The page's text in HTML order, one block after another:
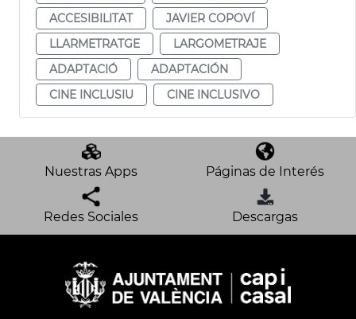
ACCESIBILITAT
JAVIER COPOVÍ
LLARMETRATGE
LARGOMETRAJE
ADAPTACIÓ
ADAPTACIÓN
CINE INCLUSIU
CINE INCLUSIVO
Nuestras Apps Páginas de Interés
Redes Sociales Descargas